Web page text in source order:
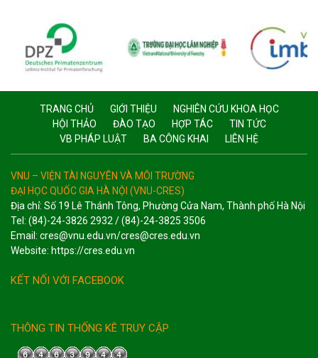
TRANG CHỦ GIỚI THIỆU
NGHIÊN CỨU KHOA HỌC
HỘI THẢO
ĐÀO TẠO HỢP TÁC
TIN TỨC
VB PHÁP LUẬT
BA CÔNG KHAI LIÊN HỆ
VNU – VIỆN TÀI NGUYÊN VÀ MÔI TRƯỜNG
ĐẠI HỌC QUỐC GIA HÀ NỘI (VNU-CRES)
Địa chỉ: Số 19 Lê Thánh Tông, Phường Cửa Nam, Thành phố Hà Nội
Tel: (84)-24-3826 2932 / (84)-24-3825 3506
Email: cres@vnu.edu.vn/cres@cres.edu.vn
Website: https://cres.edu.vn
KẾT NỐI VỚI FACEBOOK
THÔNG TIN THỐNG KÊ TRUY CẬP